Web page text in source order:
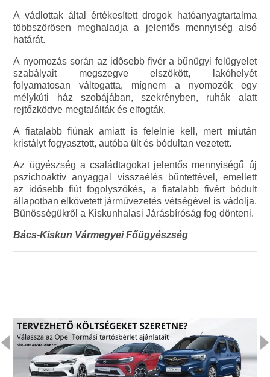
A vádlottak által értékesített drogok hatóanyagtartalma
többszörösen meghaladja a jelentős mennyiség alsó
határát.
A nyomozás során az idősebb fivér a bűnügyi felügyelet
szabályait megszegve elszökött, lakóhelyét
folyamatosan váltogatta, mígnem a nyomozók egy
mélykúti ház szobájában, szekrényben, ruhák alatt
rejtőzködve megtalálták és elfogták.
A fiatalabb fiúnak amiatt is felelnie kell, mert miután
kristályt fogyasztott, autóba ült és bódultan vezetett.
Az ügyészség a családtagokat jelentős mennyiségű új
pszichoaktív anyaggal visszaélés bűntettével, emellett
az idősebb fiút fogolyszökés, a fiatalabb fivért bódult
állapotban elkövetett járművezetés vétségével is vádolja.
Bűnösségükről a Kiskunhalasi Járásbíróság fog dönteni.
Bács-Kiskun Vármegyei Főügyészség